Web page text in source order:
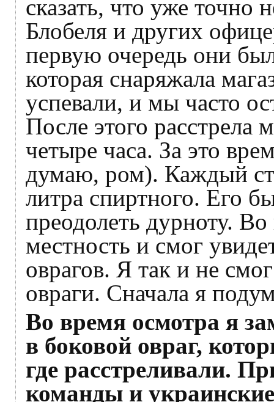
сказать, что уже точно
Блобеля и других
первую очередь они
которая снаряжала
успевали, и мы часто
После этого расстрела
четыре часа. За это
думаю, ром). Каждый
литра спиртного. Его
преодолеть дурноту.
местность и смог
оврагов. Я так и не
овраги. Сначала я
Во время осмотра я
в боковой овраг,
где расстреливали.
команды и